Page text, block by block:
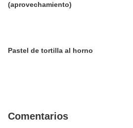
(aprovechamiento)
Pastel de tortilla al horno
Comentarios